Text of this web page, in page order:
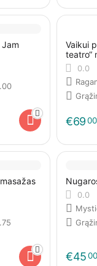
Jam
Vaikui
teatro“
0.0
€6900
0.0
€4500